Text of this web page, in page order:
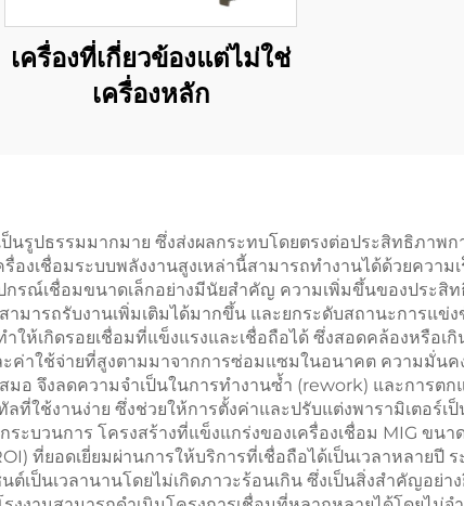
เครื่องที่เกี่ยวข้องแต่ไม่ใช่
เครื่องหลัก
นรูปธรรมมากมาย ซึ่งส่งผลกระทบโดยตรงต่อประสิทธิภา
งเชื่อมระบบพลังงานสูงเหล่านี้สามารถทำงานได้ด้วยควา
กรณ์เชื่อมขนาดเล็กอย่างมีนัยสำคัญ ความเพิ่มขึ้นของประ
ามารถรับงานเพิ่มเติมได้มากขึ้น และยกระดับสถานะการแ
ให้เกิดรอยเชื่อมที่แข็งแรงและเชื่อถือได้ ซึ่งสอดคล้องหรือ
ะค่าใช้จ่ายที่สูงตามมาจากการซ่อมแซมในอนาคต ความมั่น
จึงลดความจำเป็นในการทำงานซ้ำ (rework) และการต
ที่ใช้งานง่าย ซึ่งช่วยให้การตั้งค่าและปรับแต่งพารามิเตอร์เ
ะบวนการ โครงสร้างที่แข็งแกร่งของเครื่องเชื่อม MIG ข
ที่ยอดเยี่ยมผ่านการให้บริการที่เชื่อถือได้เป็นเวลาหลายปี
ต์เป็นเวลานานโดยไม่เกิดภาวะร้อนเกิน ซึ่งเป็นสิ่งสำคัญอ